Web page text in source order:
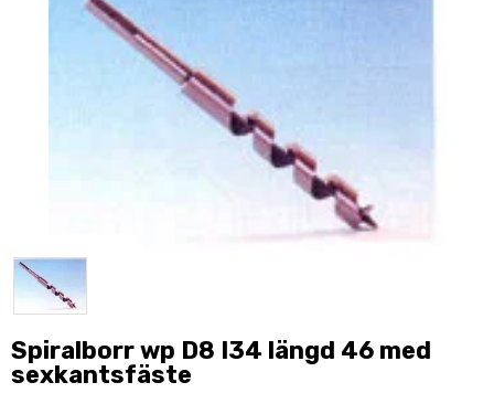
Spiralborr wp D8 I34 längd 46 med
sexkantsfäste